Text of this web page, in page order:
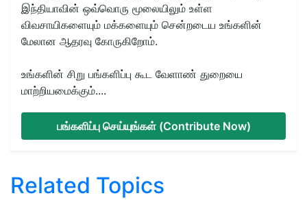
இந்தியாவின் ஒவ்வொரு மூலையிலும் உள்ள
விவசாயிகளையும் மக்களையும் சென்றடைய உங்களின்
மேலான ஆதரவு கோருகிறோம்.
உங்களின் சிறு பங்களிப்பு கூட வேளாண் துறையை
மாற்றியமைக்கும்....
பங்களிப்பு செய்யுங்கள் (Contribute Now)
Related Topics